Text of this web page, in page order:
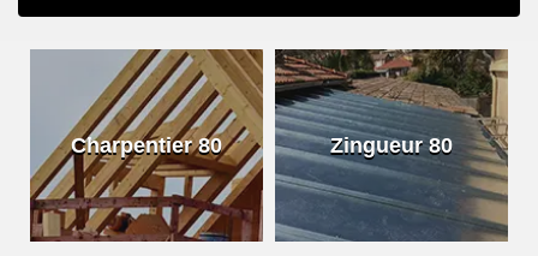
Charpentier 80 Zingueur 80